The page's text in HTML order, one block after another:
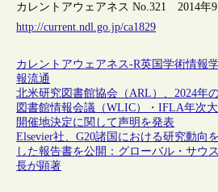
カレントアウェアネス No.321 2014年9
http://current.ndl.go.jp/ca1829
カレントアウェアネス-R英国学術情報
報流通
北米研究図書館協会（ARL）、2024年
図書館情報会議（WLIC）・IFLA年次
開催地決定に関して声明を発表
Elsevier社、G20諸国における研究動向
した報告書を公開：グローバル・サウ
長が顕著